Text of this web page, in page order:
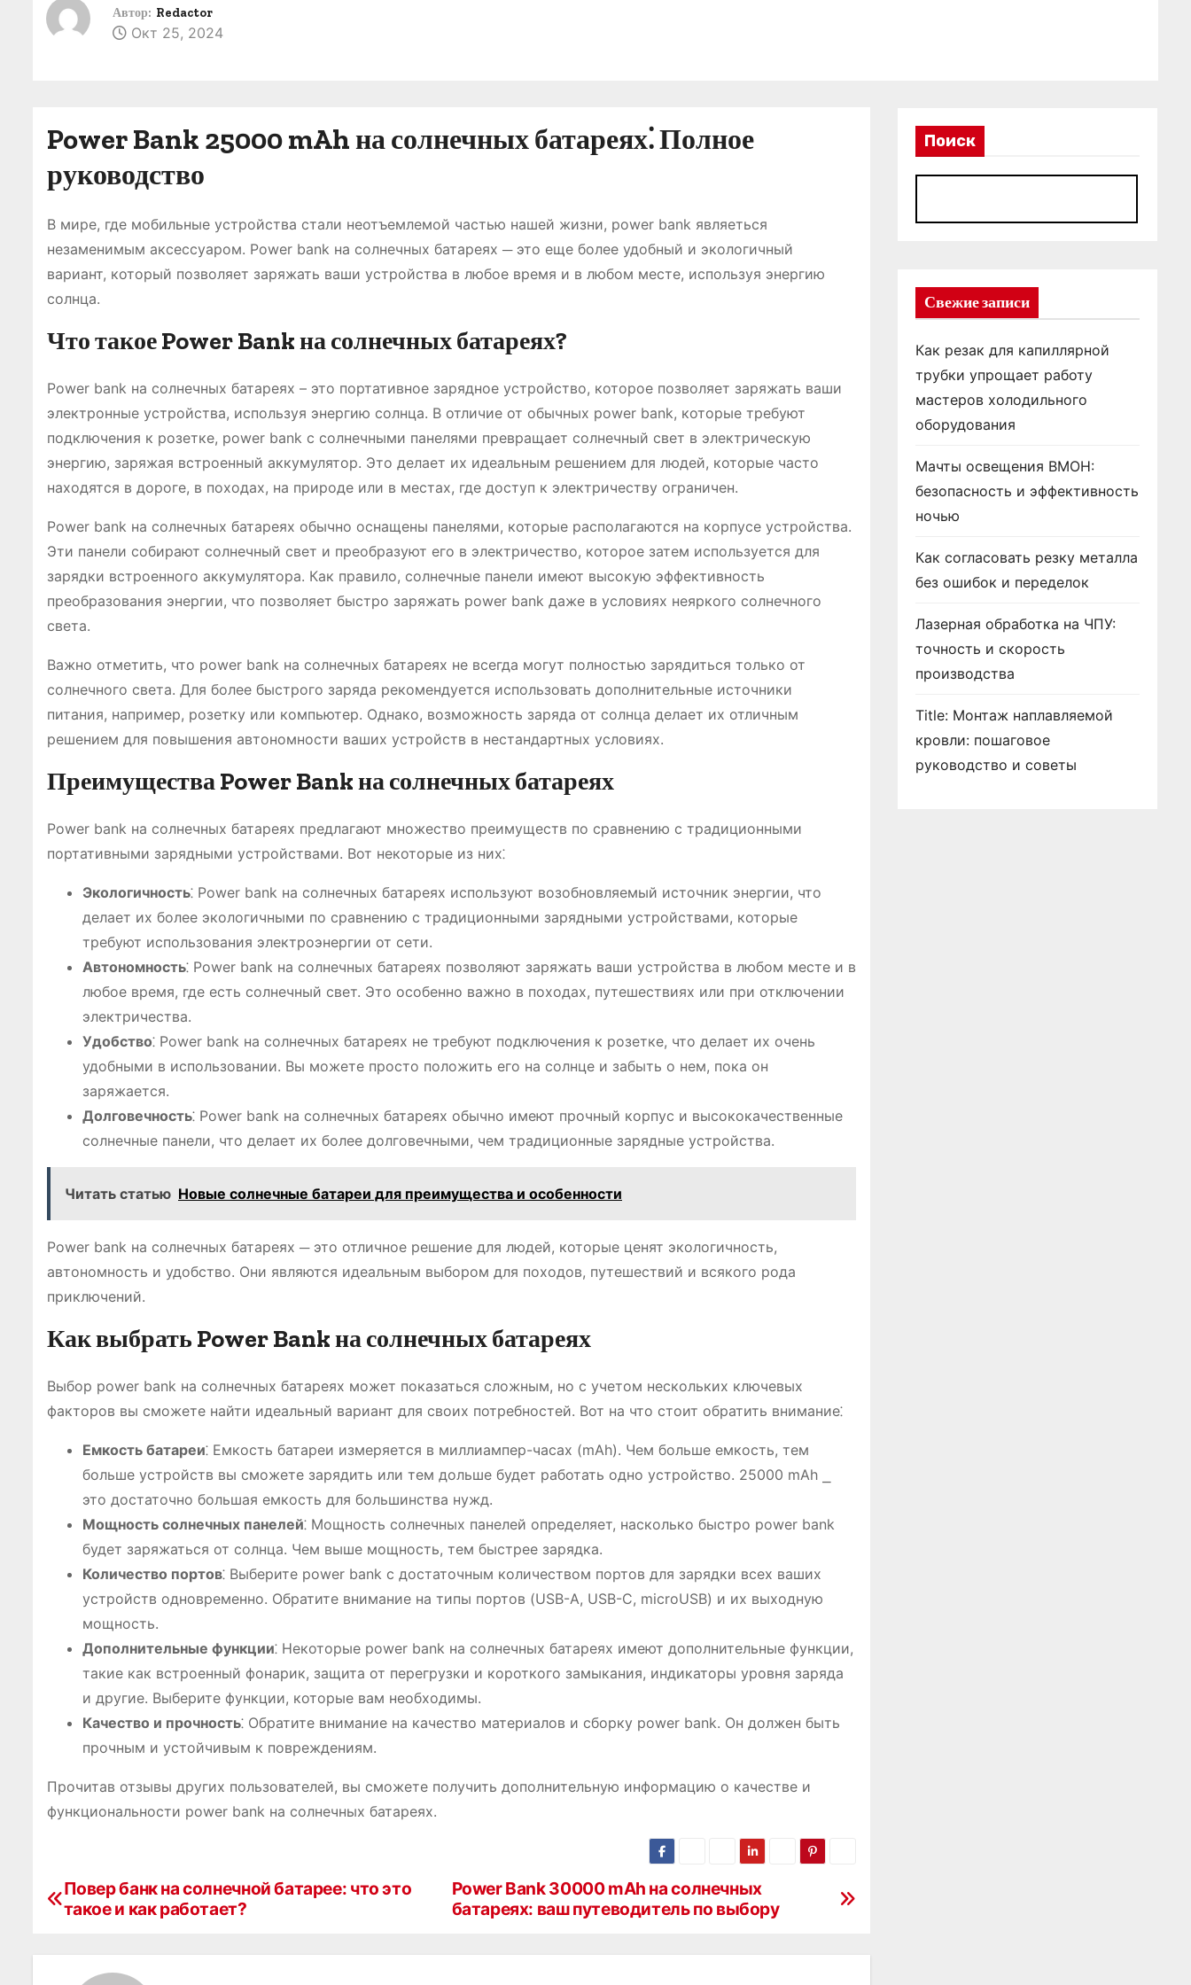
Автор: Redactor
Окт 25, 2024
Power Bank 25000 mAh на солнечных батареях⁚ Полное
руководство
В мире, где мобильные устройства стали неотъемлемой частью нашей жизни, power bank являеться
незаменимым аксессуаром. Power bank на солнечных батареях ─ это еще более удобный и экологичный
вариант, который позволяет заряжать ваши устройства в любое время и в любом месте, используя энергию
солнца.
Что такое Power Bank на солнечных батареях?
Power bank на солнечных батареях – это портативное зарядное устройство, которое позволяет заряжать ваши
электронные устройства, используя энергию солнца. В отличие от обычных power bank, которые требуют
подключения к розетке, power bank с солнечными панелями превращает солнечный свет в электрическую
энергию, заряжая встроенный аккумулятор. Это делает их идеальным решением для людей, которые часто
находятся в дороге, в походах, на природе или в местах, где доступ к электричеству ограничен.
Power bank на солнечных батареях обычно оснащены панелями, которые располагаются на корпусе устройства.
Эти панели собирают солнечный свет и преобразуют его в электричество, которое затем используется для
зарядки встроенного аккумулятора. Как правило, солнечные панели имеют высокую эффективность
преобразования энергии, что позволяет быстро заряжать power bank даже в условиях неяркого солнечного
света.
Важно отметить, что power bank на солнечных батареях не всегда могут полностью зарядиться только от
солнечного света. Для более быстрого заряда рекомендуется использовать дополнительные источники
питания, например, розетку или компьютер. Однако, возможность заряда от солнца делает их отличным
решением для повышения автономности ваших устройств в нестандартных условиях.
Преимущества Power Bank на солнечных батареях
Power bank на солнечных батареях предлагают множество преимуществ по сравнению с традиционными
портативными зарядными устройствами. Вот некоторые из них⁚
Экологичность⁚ Power bank на солнечных батареях используют возобновляемый источник энергии, что
делает их более экологичными по сравнению с традиционными зарядными устройствами, которые
требуют использования электроэнергии от сети.
Автономность⁚ Power bank на солнечных батареях позволяют заряжать ваши устройства в любом месте и в
любое время, где есть солнечный свет. Это особенно важно в походах, путешествиях или при отключении
электричества.
Удобство⁚ Power bank на солнечных батареях не требуют подключения к розетке, что делает их очень
удобными в использовании. Вы можете просто положить его на солнце и забыть о нем, пока он
заряжается.
Долговечность⁚ Power bank на солнечных батареях обычно имеют прочный корпус и высококачественные
солнечные панели, что делает их более долговечными, чем традиционные зарядные устройства.
Читать статью Новые солнечные батареи для преимущества и особенности
Power bank на солнечных батареях ─ это отличное решение для людей, которые ценят экологичность,
автономность и удобство. Они являются идеальным выбором для походов, путешествий и всякого рода
приключений.
Как выбрать Power Bank на солнечных батареях
Выбор power bank на солнечных батареях может показаться сложным, но с учетом нескольких ключевых
факторов вы сможете найти идеальный вариант для своих потребностей. Вот на что стоит обратить внимание⁚
Емкость батареи⁚ Емкость батареи измеряется в миллиампер-часах (mAh). Чем больше емкость, тем
больше устройств вы сможете зарядить или тем дольше будет работать одно устройство. 25000 mAh ⎯
это достаточно большая емкость для большинства нужд.
Мощность солнечных панелей⁚ Мощность солнечных панелей определяет, насколько быстро power bank
будет заряжаться от солнца. Чем выше мощность, тем быстрее зарядка.
Количество портов⁚ Выберите power bank с достаточным количеством портов для зарядки всех ваших
устройств одновременно. Обратите внимание на типы портов (USB-A, USB-C, microUSB) и их выходную
мощность.
Дополнительные функции⁚ Некоторые power bank на солнечных батареях имеют дополнительные функции,
такие как встроенный фонарик, защита от перегрузки и короткого замыкания, индикаторы уровня заряда
и другие. Выберите функции, которые вам необходимы.
Качество и прочность⁚ Обратите внимание на качество материалов и сборку power bank. Он должен быть
прочным и устойчивым к повреждениям.
Прочитав отзывы других пользователей, вы сможете получить дополнительную информацию о качестве и
функциональности power bank на солнечных батареях.
Н
Power Bank 30000 mAh на солнечных
батареях: ваш путеводитель по выбору
Повер банк на солнечной батарее: что это
такое и как работает?
Поиск
Свежие записи
Как резак для капиллярной
трубки упрощает работу
мастеров холодильного
оборудования
Мачты освещения ВМОН:
безопасность и эффективность
ночью
Как согласовать резку металла
без ошибок и переделок
Лазерная обработка на ЧПУ:
точность и скорость
производства
Title: Монтаж наплавляемой
кровли: пошаговое
руководство и советы